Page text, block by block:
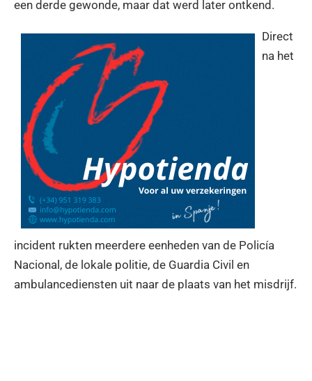
een derde gewonde, maar dat werd later ontkend.
Direct
na het
incident rukten meerdere eenheden van de Policía
Nacional, de lokale politie, de Guardia Civil en
ambulancediensten uit naar de plaats van het misdrijf.